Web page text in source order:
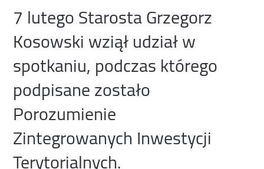
7 lutego Starosta Grzegorz
Kosowski wziął udział w
spotkaniu, podczas którego
podpisane zostało
Porozumienie
Zintegrowanych Inwestycji
Terytorialnych.